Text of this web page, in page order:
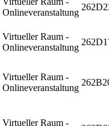
Onlineveranstaltung
Virtueller Raum -
Onlineveranstaltung
Virtueller Raum -
Onlineveranstaltung
Virtueller Raum -